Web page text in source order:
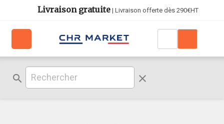
Livraison gratuite| Livraison offerte dès 290€HT
search clear